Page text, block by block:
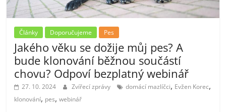
Články Doporučujeme Pes
Jakého věku se dožije můj pes? A
bude klonování běžnou součástí
chovu? Odpoví bezplatný webinář
27. 10. 2024 Zvířecí zprávy domácí mazlíčci, Evžen Korec,
klonování, pes,webinář